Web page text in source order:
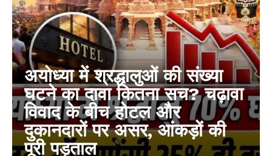
अयोध्या में श्रद्धालुओं की संख्या
घटने का दावा कितना सच? चढ़ावा
विवाद के बीच होटल और
दुकानदारों पर असर, आंकड़ों की
पूरी पड़ताल